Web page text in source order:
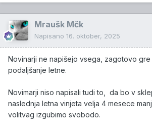
Mraušk Mčk
Napisano 16. oktober, 2025
Novinarji ne napišejo vsega, zagotovo
podaljšanje letne.
Novimarji niso napisali tudi to, da bo v
naslednja letna vinjeta velja 4 mesece
volitvag izgubimo svobodo.